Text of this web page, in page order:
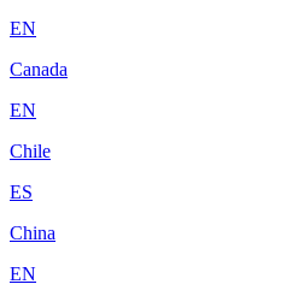
EN
Canada
EN
Chile
ES
China
EN